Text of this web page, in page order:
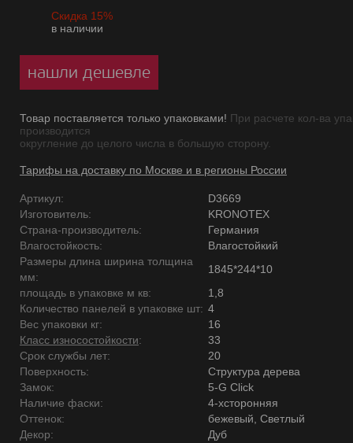
Скидка 15%
в наличии
нашли дешевле
Товар поставляется только упаковками! При расчете кол-ва
производится
округление до целого числа в большую сторону.
Тарифы на доставку по Москве и в регионы России
Артикул:
D3669
Изготовитель:
KRONOTEX
Страна-производитель:
Германия
Влагостойкость:
Влагостойкий
Размеры длина ширина толщина
мм:
1845*244*10
площадь в упаковке м кв:
1,8
Количество панелей в упаковке шт: 4
Вес упаковки кг:
16
Класс износостойкости:
33
Срок службы лет:
20
Поверхность:
Структура дерева
Замок:
5-G Click
Наличие фаски:
4-хсторонняя
Оттенок:
бежевый, Светлый
Декор:
Дуб